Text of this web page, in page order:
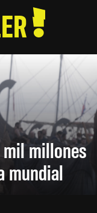
mil millones
mundial